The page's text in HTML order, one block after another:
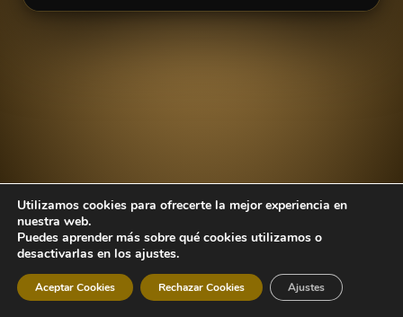
CORREO ELECTRÓNICO
MENSAJE
Utilizamos cookies para ofrecerte la mejor experiencia en
nuestra web.
Puedes aprender más sobre qué cookies utilizamos o
desactivarlas en los ajustes.
Aceptar Cookies Rechazar Cookies Ajustes